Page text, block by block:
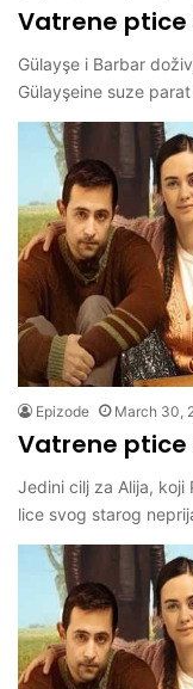
Vatrene ptice
Gülayşe i Barbar
Gülayşeine suze
Epizode March 30,
Vatrene ptice
Jedini cilj za Alija,
lice svog starog